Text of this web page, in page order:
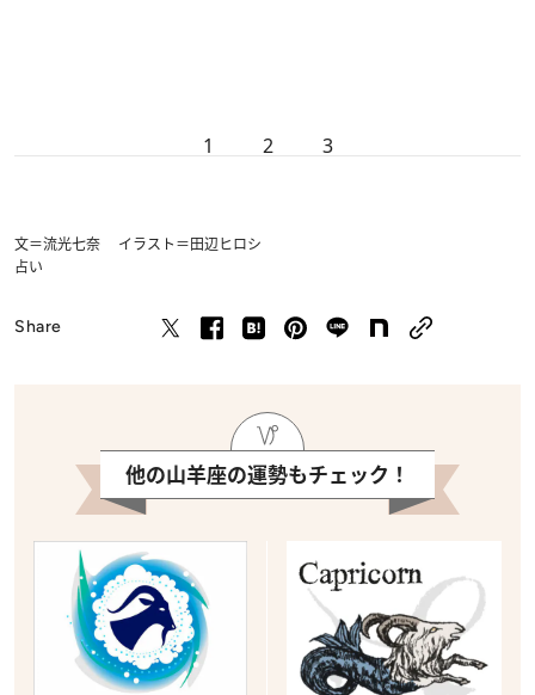
1 2 3
文＝流光七奈 イラスト＝田辺ヒロシ
占い
Share
他の山羊座の運勢もチェック！